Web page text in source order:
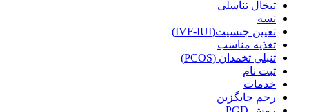
تبخال تناسلی
تسه
تعیین جنسیت(IVF-IUI)
تغذیه مناسب
تنبلی تخمدان (PCOS)
ثبت نام
خدمات
رحم جایگزین